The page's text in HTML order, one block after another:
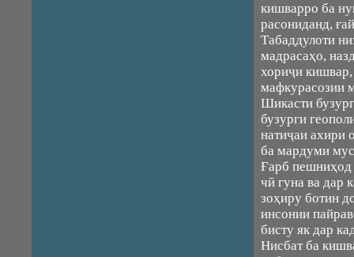
кишварро ба
расониданд,
Табаддулоти
мадрасаҳо,
хориҷи
мафкурасозии
Шикасти
бузурги
натиҷаи ахири
ба мардуми
Ғарб пешниҳод
чӣ гуна ва дар
зоҳиру ботин
инсонии
бисту як дар
Нисбат ба